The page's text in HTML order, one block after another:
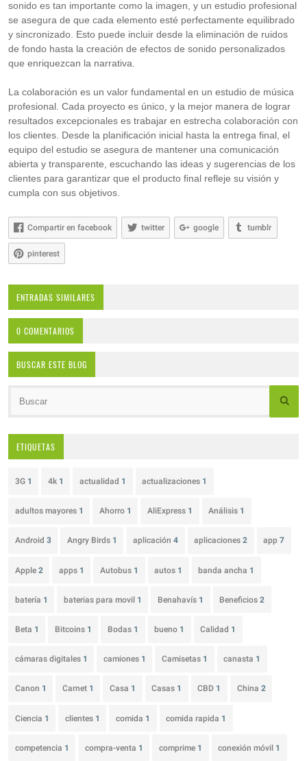
sonido es tan importante como la imagen, y un estudio profesional
se asegura de que cada elemento esté perfectamente equilibrado
y sincronizado. Esto puede incluir desde la eliminación de ruidos
de fondo hasta la creación de efectos de sonido personalizados
que enriquezcan la narrativa.
La colaboración es un valor fundamental en un estudio de música
profesional. Cada proyecto es único, y la mejor manera de lograr
resultados excepcionales es trabajar en estrecha colaboración con
los clientes. Desde la planificación inicial hasta la entrega final, el
equipo del estudio se asegura de mantener una comunicación
abierta y transparente, escuchando las ideas y sugerencias de los
clientes para garantizar que el producto final refleje su visión y
cumpla con sus objetivos.
Compartir en facebook twitter google tumblr
pinterest
ENTRADAS SIMILARES
0 COMENTARIOS
BUSCAR ESTE BLOG
ETIQUETAS
3G 1 4k 1 actualidad 1 actualizaciones 1
adultos mayores 1 Ahorro 1 AliExpress 1 Análisis 1
Android 3 Angry Birds 1 aplicación 4 aplicaciones2 app7
Apple 2 apps 1 Autobus 1 autos 1 banda ancha 1
batería 1 baterias para movil 1 Benahavís 1 Beneficios2
Beta 1 Bitcoins 1 Bodas 1 bueno 1 Calidad 1
cámaras digitales 1 camiones 1 Camisetas 1 canasta 1
Canon 1 Carnet 1 Casa 1 Casas 1 CBD 1 China 2
Ciencia 1 clientes 1 comida 1 comida rapida 1
competencia 1 compra-venta 1 comprime 1 conexión móvil 1